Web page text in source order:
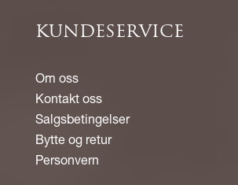
KUNDESERVICE
Om oss
Kontakt oss
Salgsbetingelser
Bytte og retur
Personvern